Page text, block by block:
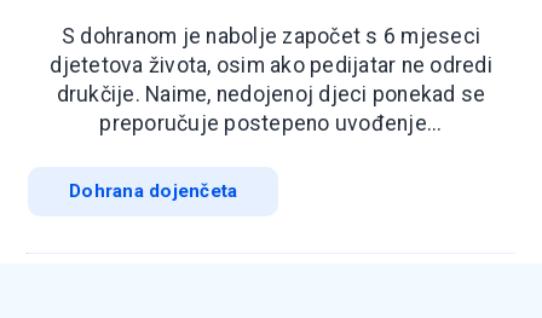
S dohranom je nabolje započet s 6 mjeseci
djetetova života, osim ako pedijatar ne odredi
drukčije. Naime, nedojenoj djeci ponekad se
preporučuje postepeno uvođenje...
Dohrana dojenčeta